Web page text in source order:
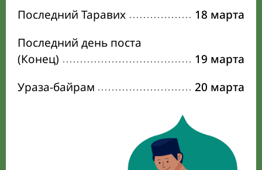
Последний Таравих
18 марта
Последний день поста
(Конец)
19 марта
Ураза-байрам
20 марта